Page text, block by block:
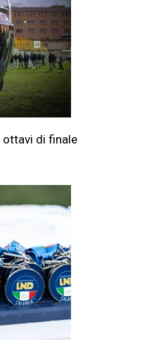
ottavi di finale